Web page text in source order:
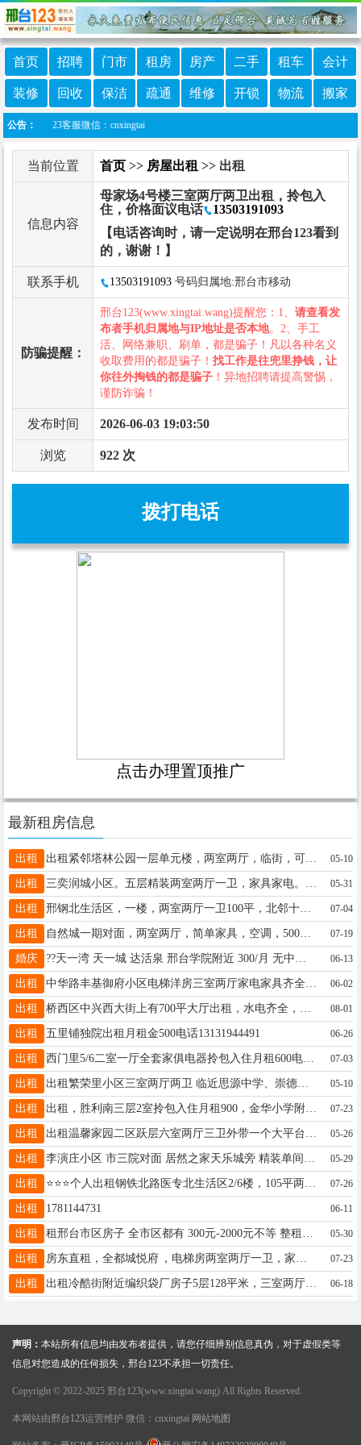
首页 招聘 门市 租房 房产 二手 租车 会计
装修 回收 保洁 疏通 维修 开锁 物流 搬家
公告：
加邢台123客服微信：cnxingtai
当前位置 首页 >> 房屋出租 >> 出租
信息内容
母家场4号楼三室两厅两卫出租，拎包入
住，价格面议电话
13503191093
【电话咨询时，请一定说明在邢台123看到
的，谢谢！】
联系手机 13503191093 号码归属地:邢台市移动
防骗提醒：
邢台123(www.xingtai.wang)提醒您：1、 请查看发
布者手机归属地与IP地址是否本地。2、手工
活、网络兼职、刷单，都是骗子！凡以各种名义
收取费用的都是骗子！ 找工作是往兜里挣钱，让
你往外掏钱的都是骗子 ！异地招聘请提高警惕，
谨防诈骗！
发布时间 2026-06-03 19:03:50
浏览 922 次
拨打电话
点击办理置顶推广
最新租房信息
出租 05-10
出租 05-31
出租 邢钢北生活区，一楼，两室两厅一卫100平，北邻十九中北校区。 电话15833381116 07-04
出租 自然城一期对面，两室两厅，简单家具，空调，500元，四层顶介意者勿扰15833616317 07-19
婚庆 06-13
出租 中华路丰基御府小区电梯洋房三室两厅家电家具齐全，拎包入住 租金面议 电话15512859508 06-02
出租 08-01
出租 五里铺独院出租月租金500电话13131944491 06-26
出租 西门里5/6二室一厅全套家俱电器拎包入住月租600电话☎️19143482300 07-03
出租 出租繁荣里小区三室两厅两卫 临近思源中学、崇德小学，交通便利15131321132 05-10
出租 出租，胜利南三层2室拎包入住月租900，金华小学附近两室拎包住租金900，13373787873 07-23
出租 05-26
出租 05-29
出租 07-26
出租 1781144731 06-11
出租 05-30
出租 07-23
出租 出租冷酷街附近编织袋厂房子5层128平米，三室两厅两一卫，长租700每月18732944319 06-18
声明： 本站所有信息均由发布者提供，请您仔细辨别信息真伪，对于虚假类等
信息对您造成的任何损失，邢台123不承担一切责任。
Copyright © 2022-2025 邢台123(www.xingtai.wang) All Rights Reserved.
本网站由邢台123运营维护 微信：cnxingtai 网站地图